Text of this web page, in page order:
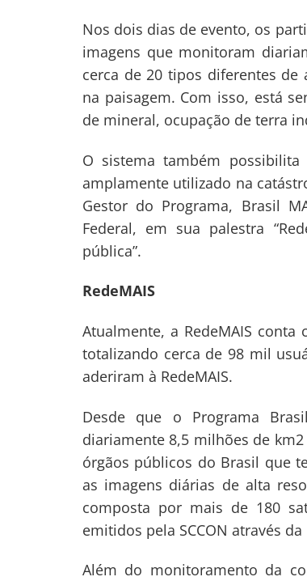
Nos dois dias de evento, os
imagens que monitoram
cerca de 20 tipos diferentes de
na paisagem. Com isso, está
de mineral, ocupação de terra
O sistema também
amplamente utilizado na
Gestor do Programa, Brasil
Federal, em sua palestra
pública”.
RedeMAIS
Atualmente, a RedeMAIS
totalizando cerca de 98 mil
aderiram à RedeMAIS.
Desde que o Programa
diariamente 8,5 milhões de
órgãos públicos do Brasil que
as imagens diárias de alta
composta por mais de 180
emitidos pela SCCON através
Além do monitoramento da